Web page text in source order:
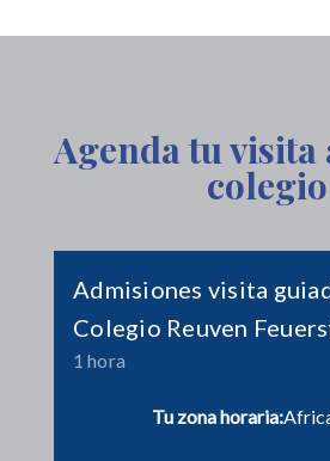
Agenda tu visita
colegio